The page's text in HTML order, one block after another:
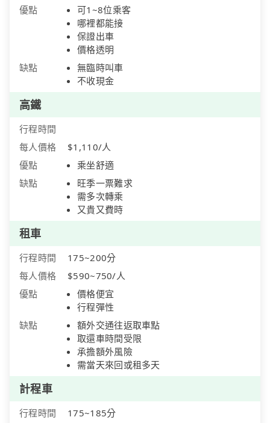
優點
可1~8位乘客
哪裡都能接
保證出車
價格透明
缺點
無臨時叫車
不收現金
高鐵
行程時間
每人價格
$1,110/人
優點
乘坐舒適
缺點
旺季一票難求
需多次轉乘
又貴又費時
租車
行程時間
175~200分
每人價格
$590~750/人
優點
價格便宜
行程彈性
缺點
額外交通往返取車點
取還車時間受限
承擔額外風險
需當天來回或租多天
計程車
行程時間
175~185分